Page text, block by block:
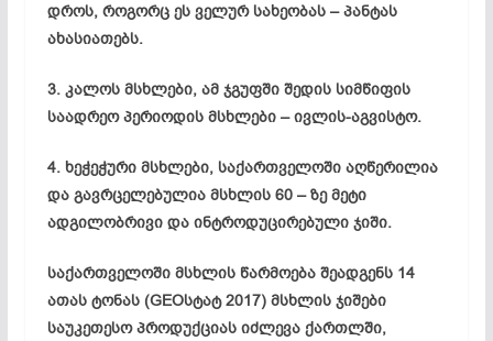
დროს, როგორც ეს ველურ სახეობას – პანტას
ახასიათებს.
3. კალოს მსხლები, ამ ჯგუფში შედის სიმწიფის
საადრეო პერიოდის მსხლები – ივლის-აგვისტო.
4. ხეჭეჭური მსხლები, საქართველოში აღწერილია
და გავრცელებულია მსხლის 60 – ზე მეტი
ადგილობრივი და ინტროდუცირებული ჯიში.
საქართველოში მსხლის წარმოება შეადგენს 14
ათას ტონას (GEOსტატ 2017) მსხლის ჯიშები
საუკეთესო პროდუქციას იძლევა ქართლში,